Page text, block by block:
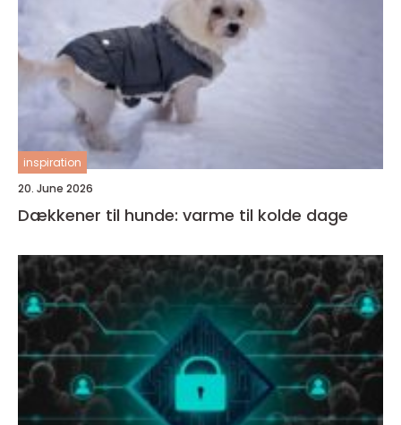
inspiration
20. June 2026
Dækkener til hunde: varme til kolde dage